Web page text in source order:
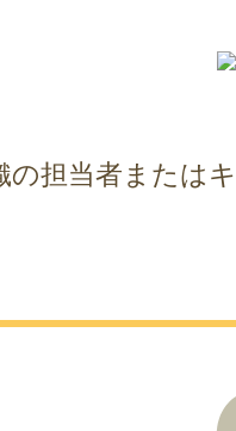
の担当者または